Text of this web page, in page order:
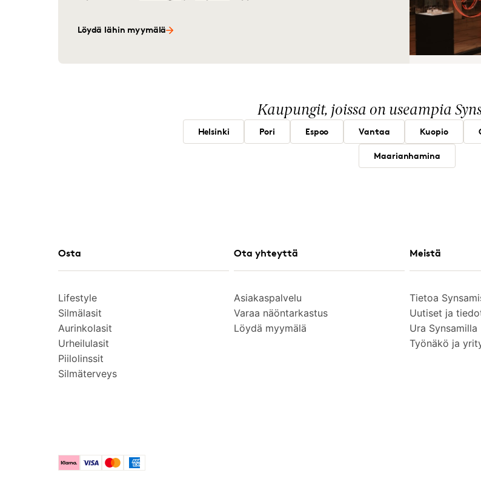
Löydä lähin myymälä
Kaupungit, joissa on useampia
Helsinki Pori Espoo Vantaa Kuopio
Maarianhamina
Osta
Lifestyle
Silmälasit
Aurinkolasit
Urheilulasit
Piilolinssit
Silmäterveys
Ota yhteyttä
Asiakaspalvelu
Varaa näöntarkastus
Löydä myymälä
Meistä
Tietoa
Uutiset ja
Ura Synsamilla
Työnäkö ja
KlarnaVisa MastercardAmerican Express